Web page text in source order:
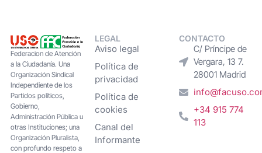
Federacion de Atención
a la Ciudadanía. Una
Organización Sindical
Independiente de los
Partidos políticos,
Gobierno,
Administración Pública u
otras Instituciones; una
Organización Pluralista,
con profundo respeto a
LEGAL
Aviso legal
Política de
privacidad
Política de
cookies
Canal del
Informante
CONTACTO
C/ Príncipe de
Vergara, 13 7.
28001 Madrid
+34 915 774
113